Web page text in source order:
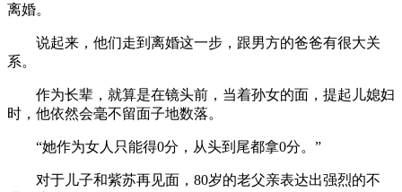
离婚。
说起来，他们走到离婚这一步，跟男方的爸爸有很大关
系。
作为长辈，就算是在镜头前，当着孙女的面，提起儿媳妇
时，他依然会毫不留面子地数落。
“她作为女人只能得0分，从头到尾都拿0分。”
对于儿子和紫苏再见面，80岁的老父亲表达出强烈的不